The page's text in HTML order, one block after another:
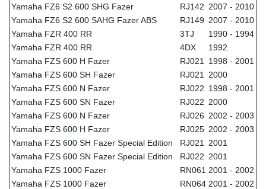
Yamaha FZ6 S2 600 SHG Fazer
RJ142 2007 - 2010
Yamaha FZ6 S2 600 SAHG Fazer ABS
RJ149 2007 - 2010
Yamaha FZR 400 RR
3TJ
1990 - 1994
Yamaha FZR 400 RR
4DX
1992
Yamaha FZS 600 H Fazer
RJ021
1998 - 2001
Yamaha FZS 600 SH Fazer
RJ021
2000
Yamaha FZS 600 N Fazer
RJ022 1998 - 2001
Yamaha FZS 600 SN Fazer
RJ022 2000
Yamaha FZS 600 N Fazer
RJ026 2002 - 2003
Yamaha FZS 600 H Fazer
RJ025 2002 - 2003
Yamaha FZS 600 SH Fazer Special Edition
RJ021
2001
Yamaha FZS 600 SN Fazer Special Edition
RJ022 2001
Yamaha FZS 1000 Fazer
RN061 2001 - 2002
Yamaha FZS 1000 Fazer
RN064 2001 - 2002